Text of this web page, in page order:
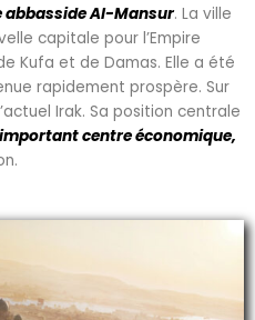
abbasside Al-Mansur. La ville
capitale pour l’Empire
Kufa et de Damas. Elle a été
rapidement prospère. Sur
Irak. Sa position centrale
important centre économique,